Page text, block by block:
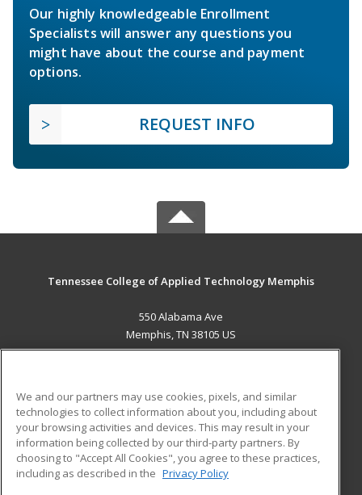
Our highly knowledgeable Enrollment
Specialists will answer any questions you
might have about the course and payment
options.
REQUEST INFO
Tennessee College of Applied Technology Memphis
550 Alabama Ave
Memphis, TN 38105 US
ADDITIONAL RESOURCES
Military
Financial Assistance
Help
Student Blog
We and our partners may use cookies, pixels, and similar
technologies to collect information about you, including about
your browsing activities and devices. This may result in your
information being collected by our third-party partners. By
choosing to "Accept All Cookies", you agree to these practices,
including as described in the Privacy Policy